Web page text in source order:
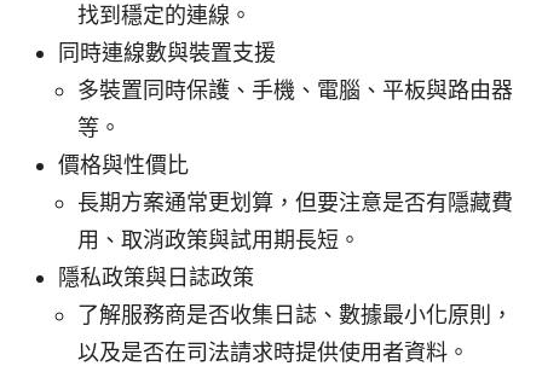
找到穩定的連線。
同時連線數與裝置支援
多裝置同時保護、手機、電腦、平板與路由器
等。
價格與性價比
長期方案通常更划算，但要注意是否有隱藏費
用、取消政策與試用期長短。
隱私政策與日誌政策
了解服務商是否收集日誌、數據最小化原則，
以及是否在司法請求時提供使用者資料。